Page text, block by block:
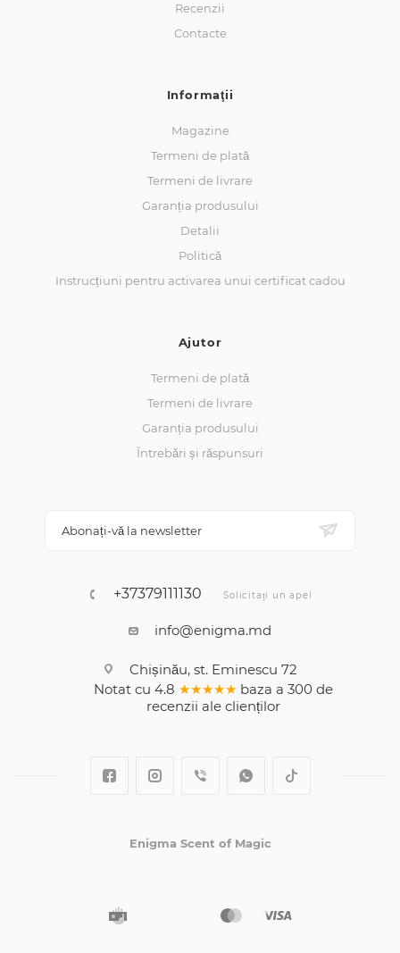
Recenzii
Contacte
Informaţii
Magazine
Termeni de plată
Termeni de livrare
Garanția produsului
Detalii
Politică
Instrucțiuni pentru activarea unui certificat cadou
Ajutor
Termeni de plată
Termeni de livrare
Garanția produsului
Întrebări și răspunsuri
Abonați-vă la newsletter
+37379111130 Solicitați un apel
info@enigma.md
Chișinău, st. Eminescu 72
Notat cu 4.8 ★★★★★ baza a 300 de
recenzii ale clienților
Enigma Scent of Magic